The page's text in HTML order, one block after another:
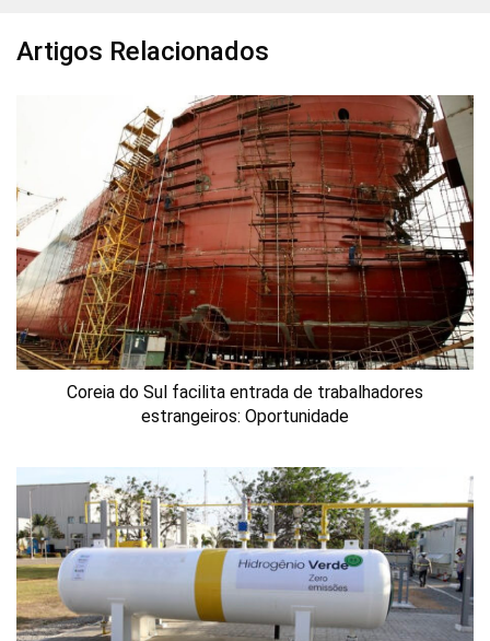
Artigos Relacionados
Coreia do Sul facilita entrada de trabalhadores
estrangeiros: Oportunidade